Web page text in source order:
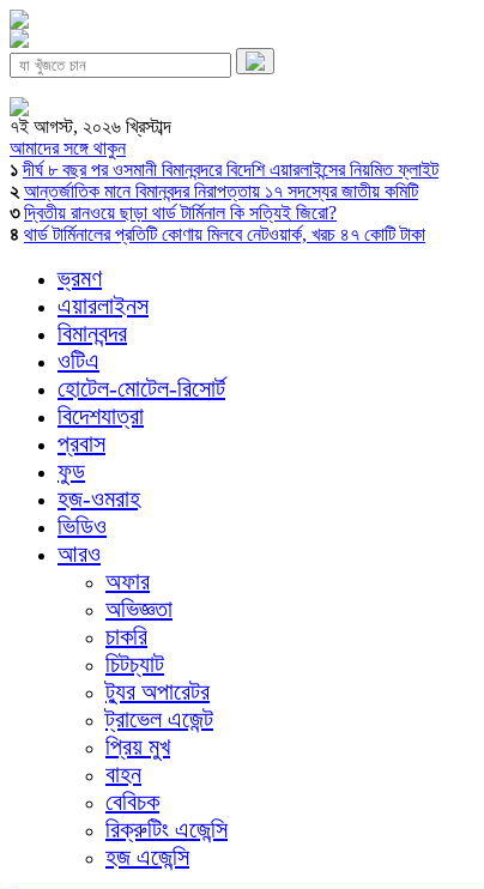
৭ই আগস্ট, ২০২৬ খ্রিস্টাব্দ
আমাদের সঙ্গে থাকুন
১ দীর্ঘ ৮ বছর পর ওসমানী বিমানবন্দরে বিদেশি এয়ারলাইন্সের নিয়মিত ফ্লাইট
২ আন্তর্জাতিক মানে বিমানবন্দর নিরাপত্তায় ১৭ সদস্যের জাতীয় কমিটি
৩ দ্বিতীয় রানওয়ে ছাড়া থার্ড টার্মিনাল কি সত্যিই জিরো?
৪ থার্ড টার্মিনালের প্রতিটি কোণায় মিলবে নেটওয়ার্ক, খরচ ৪৭ কোটি টাকা
ভ্রমণ
এয়ারলাইনস
বিমানবন্দর
ওটিএ
হোটেল-মোটেল-রিসোর্ট
বিদেশযাত্রা
প্রবাস
ফুড
হজ-ওমরাহ
ভিডিও
আরও
অফার
অভিজ্ঞতা
চাকরি
চিটচ্যাট
ট্যুর অপারেটর
ট্রাভেল এজেন্ট
প্রিয় মুখ
বাহন
বেবিচক
রিক্রুটিং এজেন্সি
হজ এজেন্সি